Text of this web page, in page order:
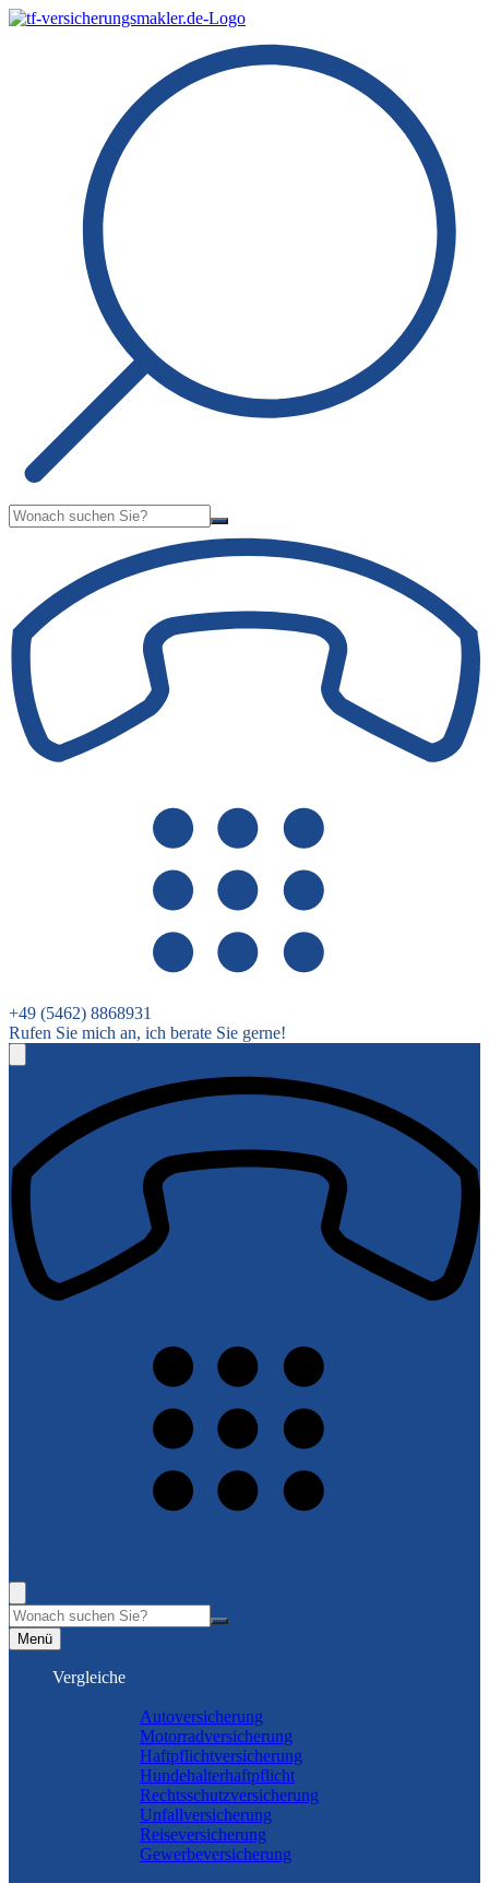
Suche
+49 (5462) 8868931
Rufen Sie mich an, ich berate Sie gerne!
Suche
Menü
Vergleiche
Autoversicherung
Motorradversicherung
Haftpflichtversicherung
Hundehalterhaftpflicht
Rechtsschutzversicherung
Unfallversicherung
Reiseversicherung
Gewerbeversicherung